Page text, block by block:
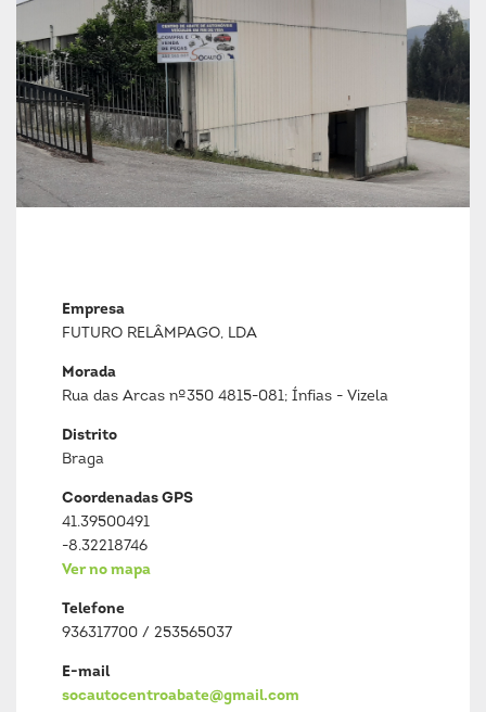
Empresa
FUTURO RELÂMPAGO, LDA
Morada
Rua das Arcas nº350 4815-081; Ínfias - Vizela
Distrito
Braga
Coordenadas GPS
41.39500491
-8.32218746
Ver no mapa
Telefone
936317700 / 253565037
E-mail
socautocentroabate@gmail.com